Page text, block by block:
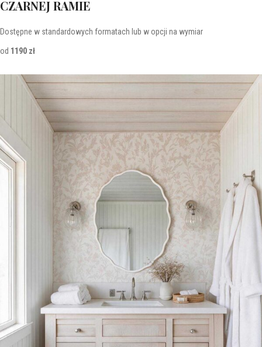
CZARNEJ RAMIE
Dostępne w standardowych formatach lub w opcji na wymiar
od 1190 zł